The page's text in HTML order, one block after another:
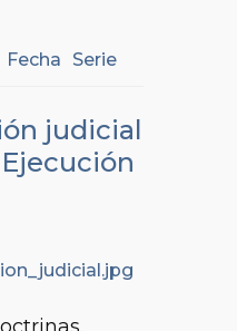
Fecha Serie
judicial